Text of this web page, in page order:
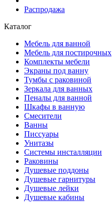
Распродажа
Каталог
Мебель для ванной
Мебель для постирочных
Комплекты мебели
Экраны под ванну
Тумбы с раковиной
Зеркала для ванных
Пеналы для ванной
Шкафы в ванную
Смесители
Ванны
Писсуары
Унитазы
Системы инсталляции
Раковины
Душевые поддоны
Душевые гарнитуры
Душевые лейки
Душевые кабины